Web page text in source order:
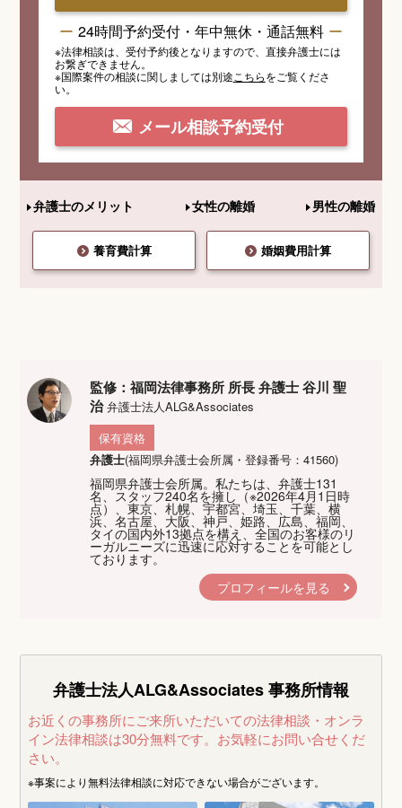
24時間予約受付・年中無休・通話無料
※法律相談は、受付予約後となりますので、 直接弁護士には
お繋ぎできません。
※国際案件の相談に関しましては別途 こちらをご覧くださ
い。
メール相談予約受付
弁護士のメリット 女性の離婚 男性の離婚
養育費計算 婚姻費用計算
監修：福岡法律事務所 所長 弁護士 谷川 聖
治弁護士法人ALG&Associates
保有資格
弁護士(福岡県弁護士会所属・登録番号：41560)
福岡県弁護士会所属。私たちは、弁護士131
名、スタッフ240名を擁し（※2026年4月1日時
点）、東京、札幌、宇都宮、埼玉、千葉、横
浜、名古屋、大阪、神戸、姫路、広島、福岡、
タイの国内外13拠点を構え、全国のお客様のリ
ーガルニーズに迅速に応対することを可能とし
ております。
プロフィールを見る
弁護士法人ALG&Associates事務所情報
お近くの事務所にご来所いただいての法律相談・オンラ
イン法律相談は30分無料です。 お気軽にお問い合せくだ
さい。
※事案により無料法律相談に対応できない場合がございます。